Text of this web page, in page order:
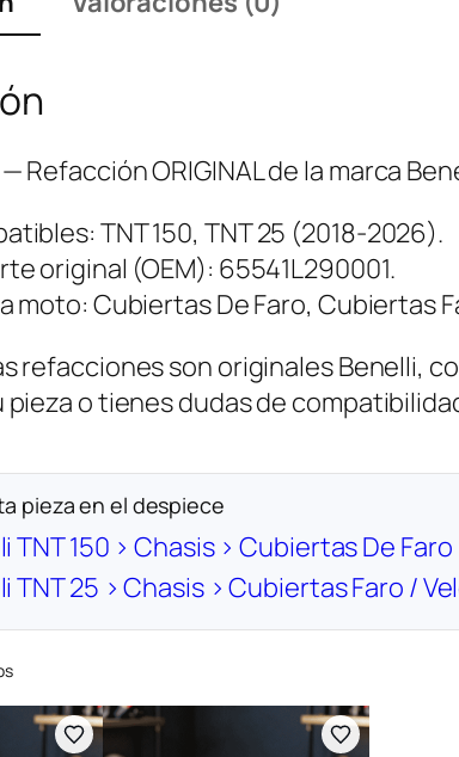
Refacción ORIGINAL de la marca
TNT 150, TNT 25 (2018-2026).
original (OEM): 65541L290001.
moto: Cubiertas De Faro, Cubiertas
refacciones son originales Benelli,
o tienes dudas de
pieza en el despiece
TNT 150 › Chasis › Cubiertas De Faro
TNT 25 › Chasis › Cubiertas Faro /